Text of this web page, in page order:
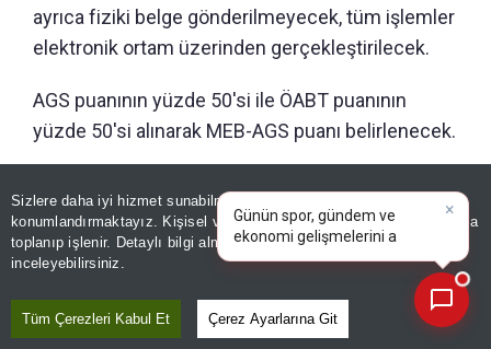
Sizlere daha iyi hizmet sunabilmek adına sitemizde
konumlandırmaktayız. Kişisel verileriniz, KVKK ve GDPR kapsamında
toplanıp işlenir. Detaylı bilgi almak içinAydınlatma Metnimizi
inceleyebilirsiniz.
Tüm Çerezleri Kabul Et Çerez Ayarlarına Git
ayrıca fiziki belge gönderilmeyecek, tüm işlemler
elektronik ortam üzerinden gerçekleştirilecek.
AGS puanının yüzde 50'si ile ÖABT puanının
yüzde 50'si alınarak MEB-AGS puanı belirlenecek.
GÜNÜN ÖZETİ
×
Günün spor, gündem ve
ekonomi gelişmelerini analiz
edin!